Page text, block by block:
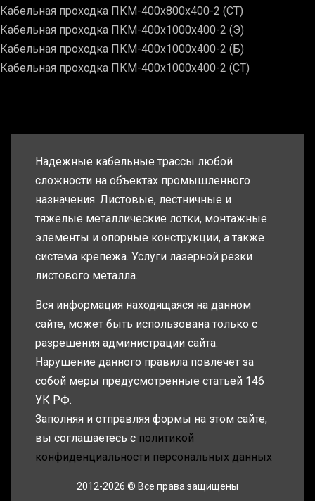
Кабельная проходка ПКМ-400х800х400-2 (СТ)
Кабельная проходка ПКМ-400х1000х400-2 (Э)
Кабельная проходка ПКМ-400х1000х400-2 (Б)
Кабельная проходка ПКМ-400х1000х400-2 (СТ)
Надежные кабельные трассы любой
сложности на объектах промышленного
назначения. Листовые, лестничные и
тяжелые металлические лотки, монтажные
элементы и опорные конструкции, а также
система крепежа. Услуги лазерной резки
листового металла.
Вся информация находящаяся на данном
сайте, может быть использована только с
разрешения администрации сайта.
Нарушение данного правила повлечет за
собой меры предусмотренные статьей 146
УК РФ.
Заполняя и отправляя формы на этом сайте,
вы соглашаетесь с политикой
конфиденциальности персональных данных
2012-2026 © Все права защищены